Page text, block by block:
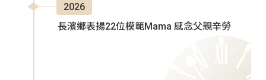
2026
長濱鄉表揚22位模範Mama 感念父親辛勞